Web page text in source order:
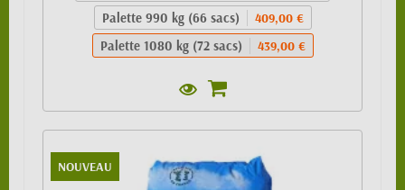
Palette 990 kg (66 sacs) 409,00 €
Palette 1080 kg (72 sacs) 439,00 €
NOUVEAU